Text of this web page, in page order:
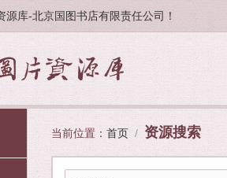
库-北京国图书店有限责任公司！
当前位置： 首页 / 资源搜索